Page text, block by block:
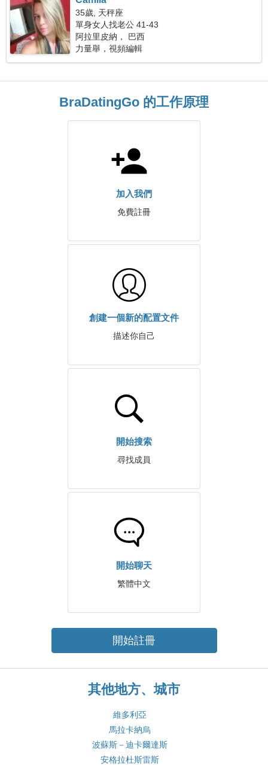
35歲, 天秤座
單身女人找老公 41-43
阿拉里皮納， 巴西
力量舉，視頻編輯
BraDatingGo 的工作原理
加入我們
免費註冊
創建一個新的配置文件
描述你自己
開始搜索
尋找成員
開始聊天
繁體中文
開始註冊
其他地方、城市
維多利亞
馬拉卡納烏
波蘇斯－迪卡爾達斯
安格拉杜斯雷斯